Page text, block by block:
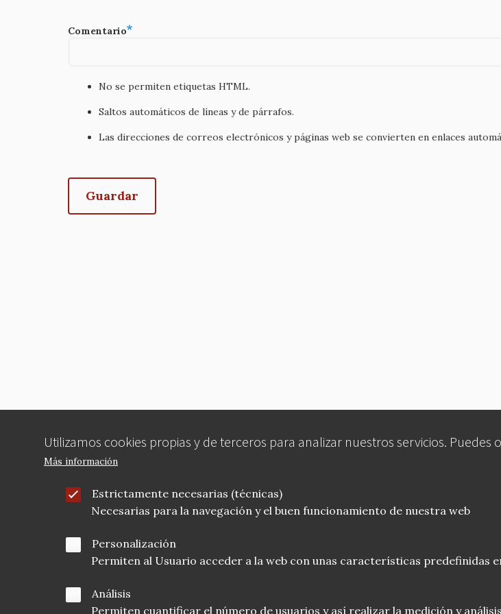
Utilizamos cookies propias y de terceros para analizar nuestros servicios.
Más información
Estrictamente necesarias (técnicas)
Necesarias para la navegación y el buen funcionamiento de nuestra web
Personalización
Permiten al Usuario acceder a la web con unas características predefinidas
Análisis
Permiten cuantificar el número de usuarios y así realizar la medición y
Comentario
No se permiten etiquetas HTML.
Saltos automáticos de líneas y de párrafos.
Las direcciones de correos electrónicos y páginas web se convierten en enlaces